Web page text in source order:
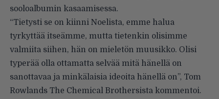
sooloalbumin kasaamisessa.
“Tietysti se on kiinni Noelista, emme halua
tyrkyttää itseämme, mutta tietenkin olisimme
valmiita siihen, hän on mieletön muusikko. Olisi
typerää olla ottamatta selvää mitä hänellä on
sanottavaa ja minkälaisia ideoita hänellä on”, Tom
Rowlands The Chemical Brothersista kommentoi.